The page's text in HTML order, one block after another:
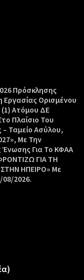
Πρόσκλησης
Ορισμένου
Ατόμου ΔΕ
Πλαίσιο Του
Ταμείο Ασύλου,
Με Την
Για Το ΚΦΑΑ
ΓΙΑ ΤΗ
ΗΠΕΙΡΟ» Με
08/2026.